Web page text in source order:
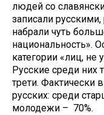
людей со
записали
набрали чуть
национальность».
категории «лиц, не
Русские среди них
трети. Фактически
русских: среди
молодежи – 70%.